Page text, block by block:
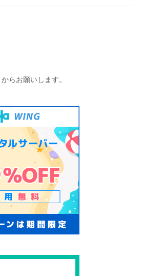
からお願いします。